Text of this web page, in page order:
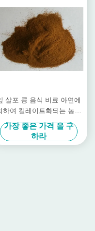
살포 콩 음식 비료 아연에
하여 킬레이트화되는 농약
높은 순수성
가장 좋은 가격 을 구
하라